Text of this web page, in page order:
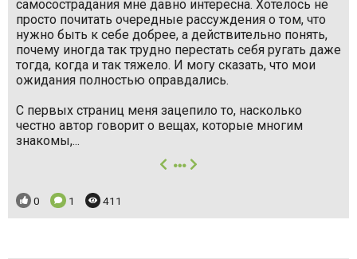
самосострадания мне давно интересна. Хотелось не
просто почитать очередные рассуждения о том, что
нужно быть к себе добрее, а действительно понять,
почему иногда так трудно перестать себя ругать даже
тогда, когда и так тяжело. И могу сказать, что мои
ожидания полностью оправдались.
С первых страниц меня зацепило то, насколько
честно автор говорит о вещах, которые многим
знакомы,...
далее
Понравилось:
0 Комментариев:
1 Просмотров:
411